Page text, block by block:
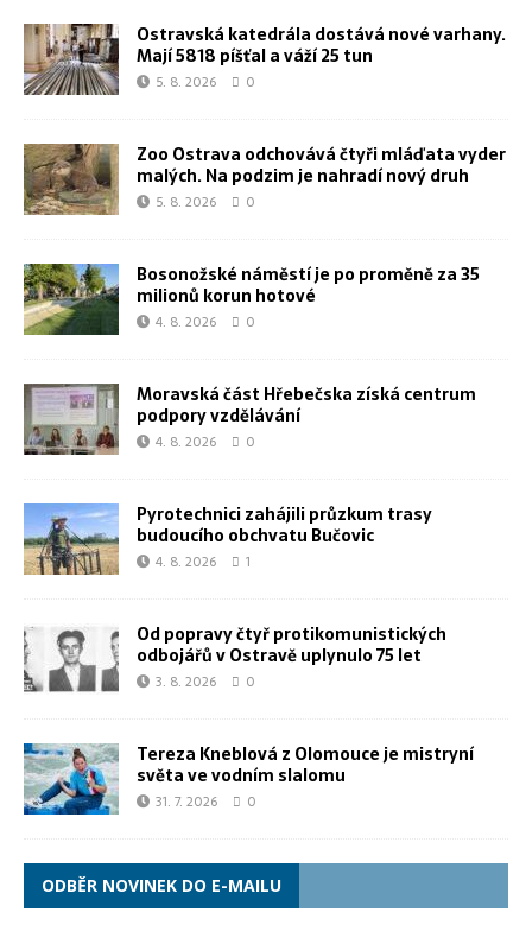
Ostravská katedrála dostává nové varhany.
Mají 5818 píšťal a váží 25 tun
5. 8. 2026 0
Zoo Ostrava odchovává čtyři mláďata vyder
malých. Na podzim je nahradí nový druh
5. 8. 2026 0
Bosonožské náměstí je po proměně za 35
milionů korun hotové
4. 8. 2026 0
Moravská část Hřebečska získá centrum
podpory vzdělávání
4. 8. 2026 0
Pyrotechnici zahájili průzkum trasy
budoucího obchvatu Bučovic
4. 8. 2026 1
Od popravy čtyř protikomunistických
odbojářů v Ostravě uplynulo 75 let
3. 8. 2026 0
Tereza Kneblová z Olomouce je mistryní
světa ve vodním slalomu
31. 7. 2026 0
ODBĚR NOVINEK DO E-MAILU